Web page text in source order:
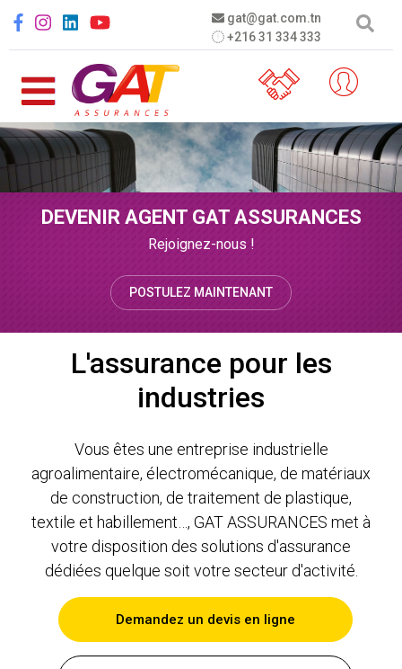
gat@gat.com.tn
+216 31 334 333
Social menu
DEVENIR AGENT GAT ASSURANCES
Rejoignez-nous !
POSTULEZ MAINTENANT
L'assurance pour les
industries
Vous êtes une entreprise industrielle
agroalimentaire, électromécanique, de matériaux
de construction, de traitement de plastique,
textile et habillement…, GAT ASSURANCES met à
votre disposition des solutions d'assurance
dédiées quelque soit votre secteur d'activité.
Demandez un devis en ligne